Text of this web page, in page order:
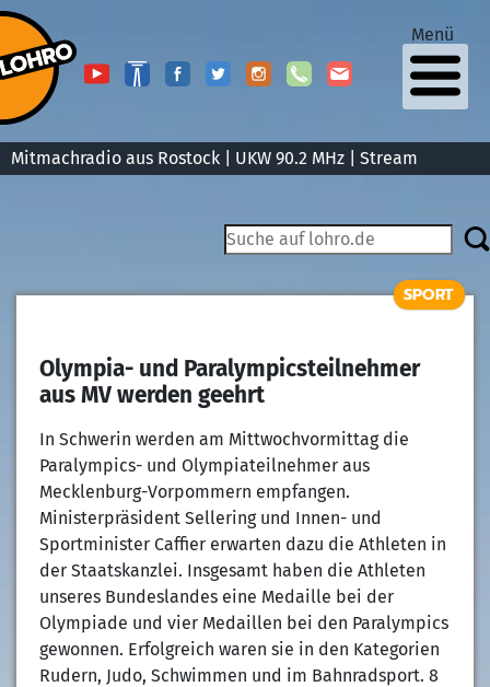
Mitmachradio aus Rostock | UKW 90.2 MHz | Stream
Menü
SPORT
Olympia- und Paralympicsteilnehmer
aus MV werden geehrt
In Schwerin werden am Mittwochvormittag die
Paralympics- und Olympiateilnehmer aus
Mecklenburg-Vorpommern empfangen.
Ministerpräsident Sellering und Innen- und
Sportminister Caffier erwarten dazu die Athleten in
der Staatskanzlei. Insgesamt haben die Athleten
unseres Bundeslandes eine Medaille bei der
Olympiade und vier Medaillen bei den Paralympics
gewonnen. Erfolgreich waren sie in den Kategorien
Rudern, Judo, Schwimmen und im Bahnradsport. 8